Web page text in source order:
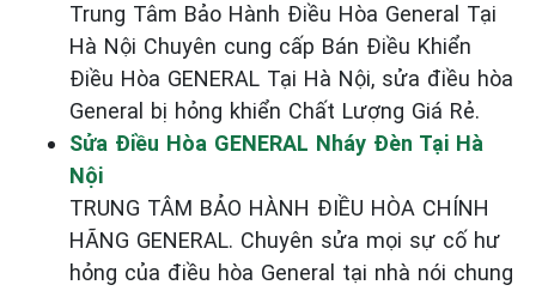
Trung Tâm Bảo Hành Điều Hòa General Tại
Hà Nội Chuyên cung cấp Bán Điều Khiển
Điều Hòa GENERAL Tại Hà Nội, sửa điều hòa
General bị hỏng khiển Chất Lượng Giá Rẻ.
Sửa Điều Hòa GENERAL Nháy Đèn Tại Hà
Nội
TRUNG TÂM BẢO HÀNH ĐIỀU HÒA CHÍNH
HÃNG GENERAL. Chuyên sửa mọi sự cố hư
hỏng của điều hòa General tại nhà nói chung